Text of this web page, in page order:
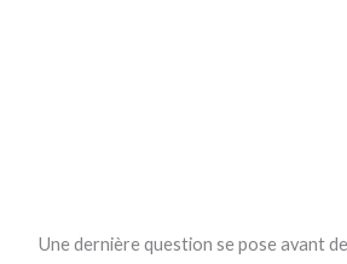
Une dernière question se pose avant